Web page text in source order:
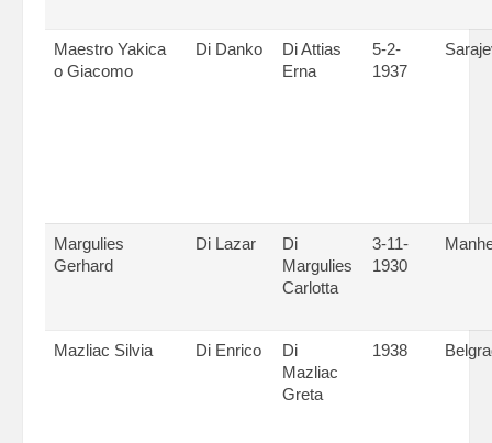
Maestro Yakica
o Giacomo
Di Danko
Di Attias
Erna
5-2-
1937
Margulies
Gerhard
Di Lazar
Di
Margulies
Carlotta
3-11-
1930
Mazliac Silvia Di Enrico
Di
Mazliac
Greta
1938